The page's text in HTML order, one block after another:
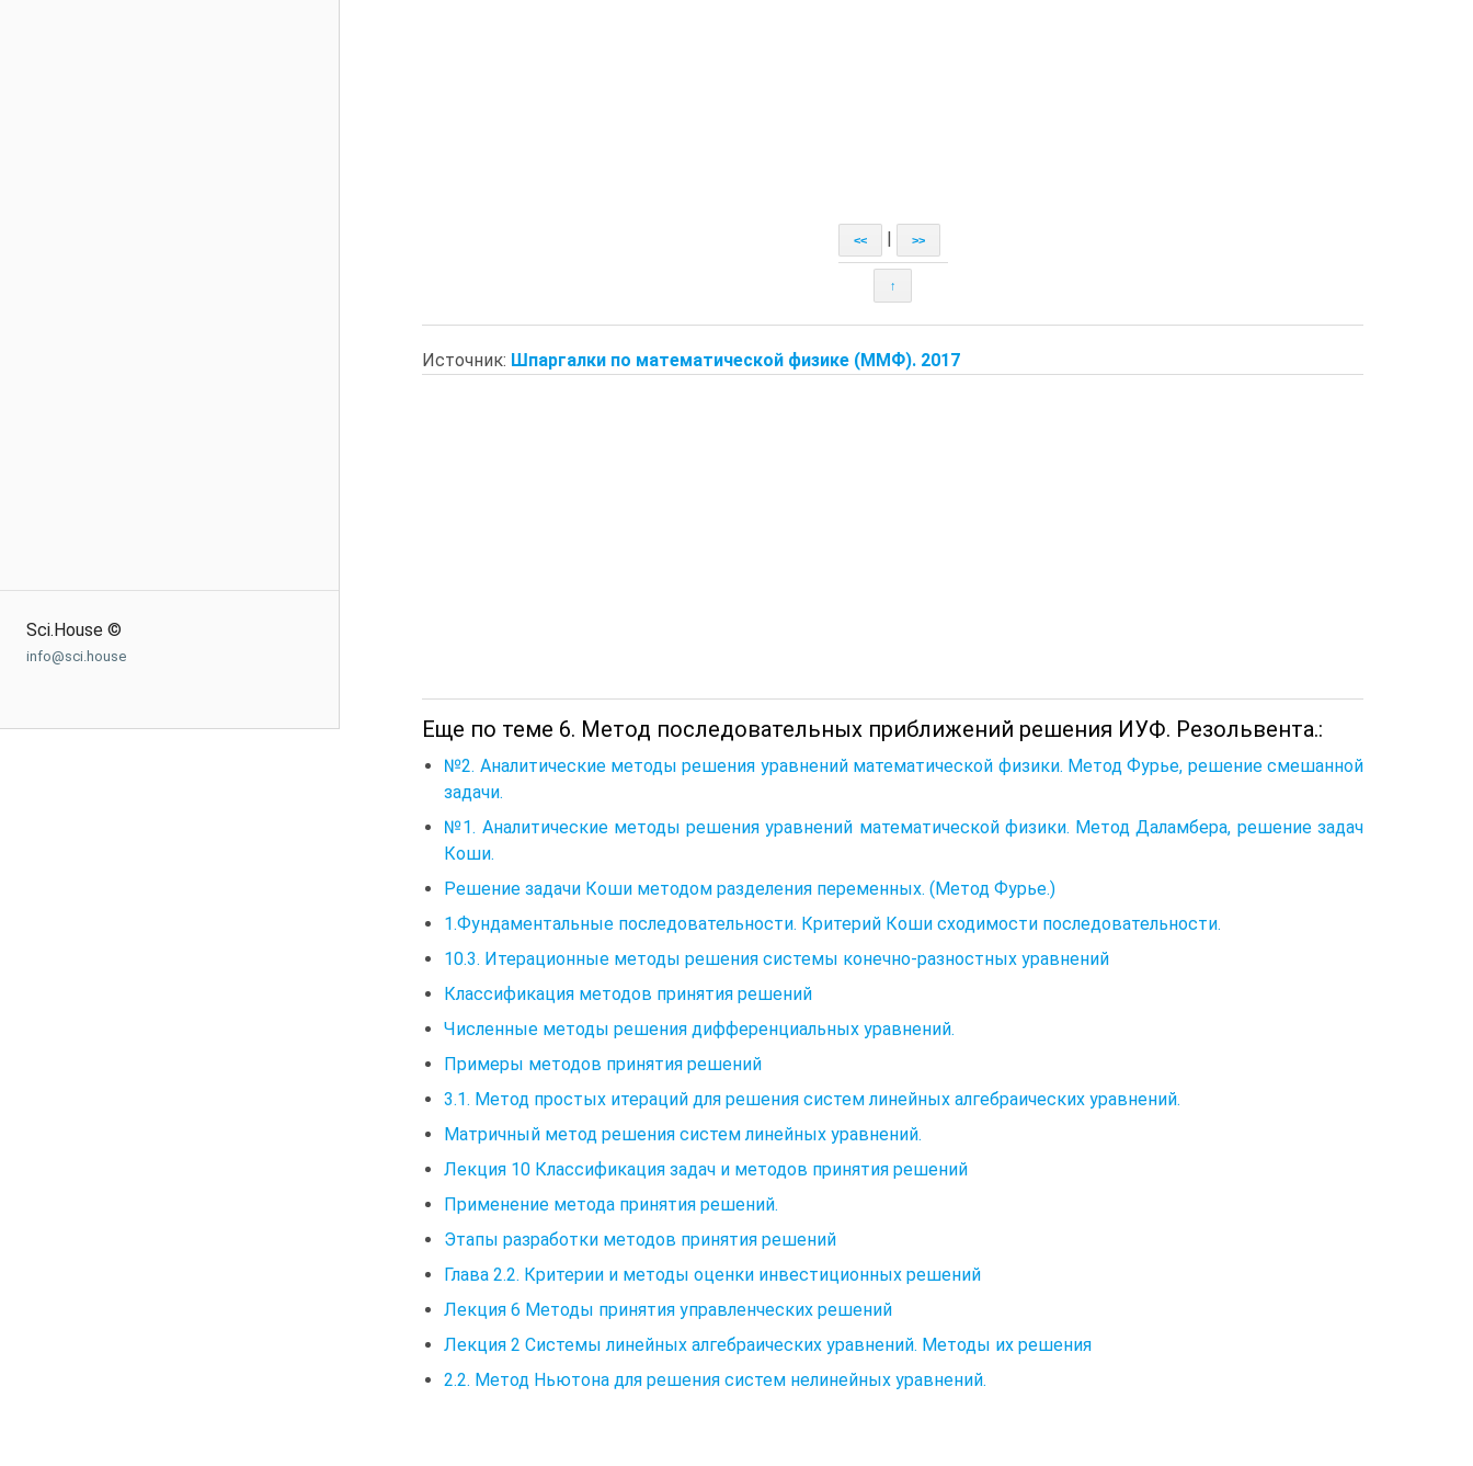
Sci.House ©
info@sci.house
<< | >>
↑
Источник: Шпаргалки по математической физике (ММФ). 2017
Еще по теме 6. Метод последовательных приближений решения ИУФ. Резольвента.:
№2. Аналитические методы решения уравнений математической физики. Метод Фурье, решение смешанной
задачи.
№1. Аналитические методы решения уравнений математической физики. Метод Даламбера, решение задач
Коши.
Решение задачи Коши методом разделения переменных. (Метод Фурье.)
1.Фундаментальные последовательности. Критерий Коши сходимости последовательности.
10.3. Итерационные методы решения системы конечно-разностных уравнений
Классификация методов принятия решений
Численные методы решения дифференциальных уравнений.
Примеры методов принятия решений
3.1. Метод простых итераций для решения систем линейных алгебраических уравнений.
Матричный метод решения систем линейных уравнений.
Лекция 10 Классификация задач и методов принятия решений
Применение метода принятия решений.
Этапы разработки методов принятия решений
Глава 2.2. Критерии и методы оценки инвестиционных решений
Лекция 6 Методы принятия управленческих решений
Лекция 2 Системы линейных алгебраических уравнений. Методы их решения
2.2. Метод Ньютона для решения систем нелинейных уравнений.